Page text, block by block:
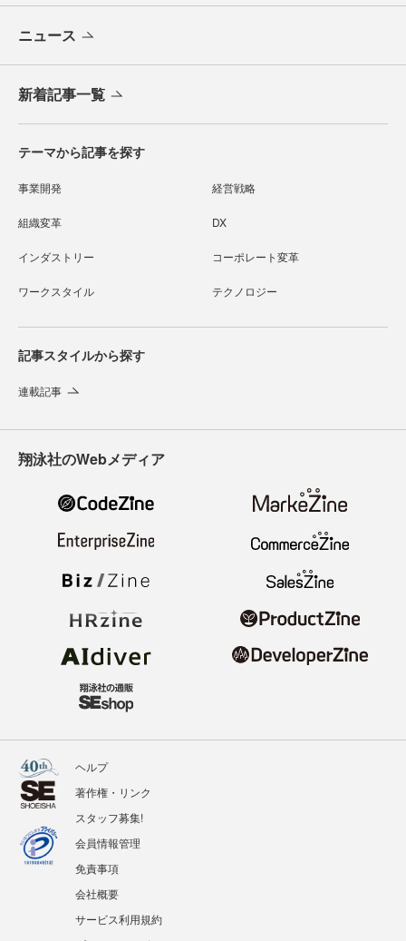
ニュース
新着記事一覧
テーマから記事を探す
事業開発 経営戦略
組織変革 DX
インダストリー コーポレート変革
ワークスタイル テクノロジー
記事スタイルから探す
連載記事
翔泳社のWebメディア
ヘルプ
著作権・リンク
スタッフ募集!
会員情報管理
免責事項
会社概要
サービス利用規約